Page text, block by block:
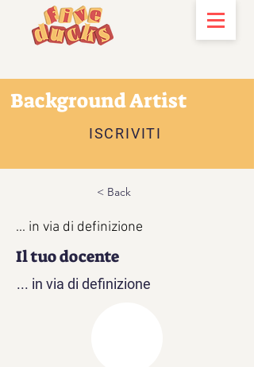
Background Artist
ISCRIVITI
< Back
... in via di definizione
Il tuo docente
... in via di definizione